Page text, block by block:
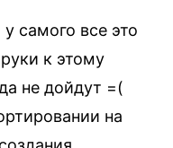
самого все это
к этому
не дойдут =(
на